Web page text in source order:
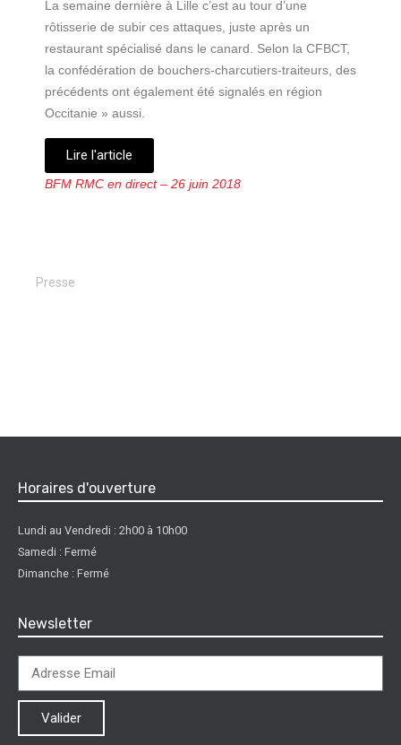
La semaine dernière à Lille c’est au tour d’une
rôtisserie de subir ces attaques, juste après un
restaurant spécialisé dans le canard. Selon la CFBCT,
la confédération de bouchers-charcutiers-traiteurs, des
précédents ont également été signalés en région
Occitanie » aussi.
Lire l'article
BFM RMC en direct – 26 juin 2018
Presse
Horaires d'ouverture
Lundi au Vendredi : 2h00 à 10h00
Samedi : Fermé
Dimanche : Fermé
Newsletter
Valider